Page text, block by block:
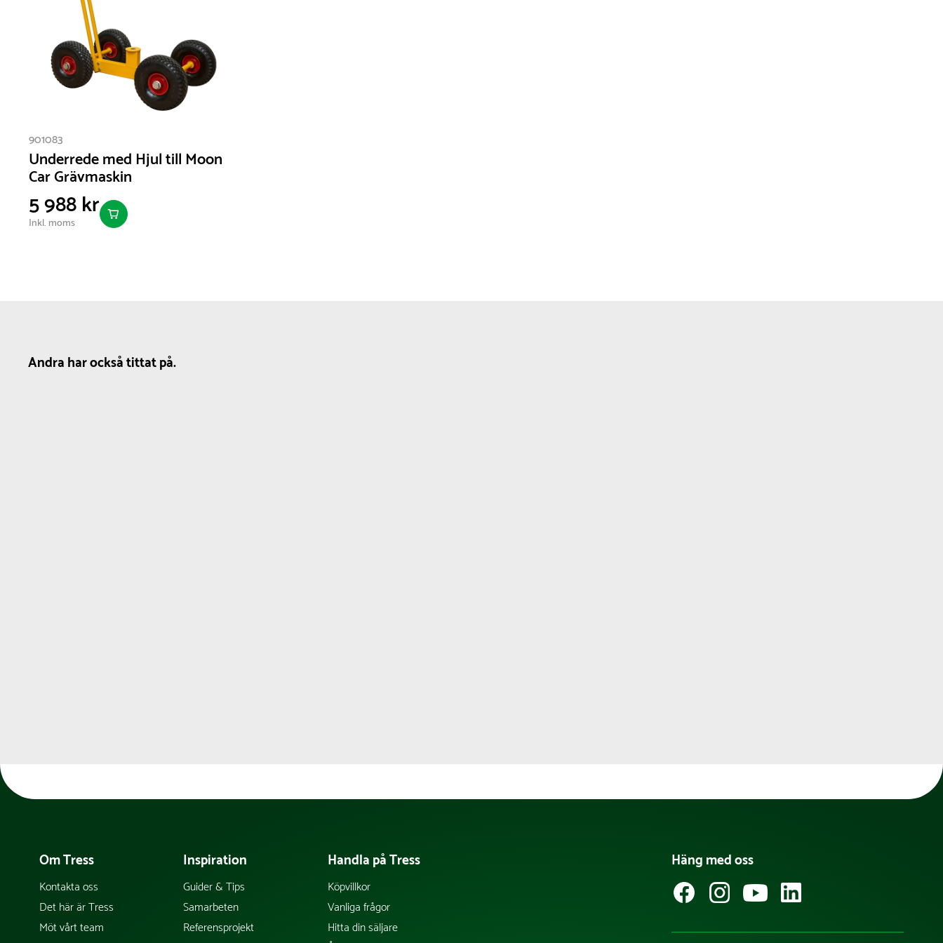
901083
Underrede med Hjul till Moon
Car Grävmaskin
5 988 kr
Inkl. moms
Andra har också tittat på.
Om Tress
Kontakta oss
Det här är Tress
Möt vårt team
Inspiration
Guider & Tips
Samarbeten
Referensprojekt
Handla på Tress
Köpvillkor
Vanliga frågor
Hitta din säljare
Häng med oss